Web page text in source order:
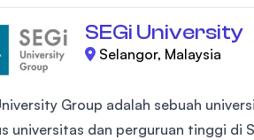
Malaysia's first and
and healthcare university
MBA by Central Bank of
the Massachusetts
SEGi University
Selangor, Malaysia
Group adalah sebuah
universitas dan perguruan tinggi di